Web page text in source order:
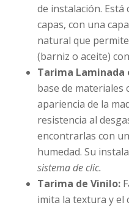
de instalación.
capas, con una
natural que
(barniz o aceite)
Tarima Laminada
base de materiales
apariencia de la
resistencia al
encontrarlas con
humedad. Su
sistema de clic.
Tarima de Vinilo:
imita la textura y el